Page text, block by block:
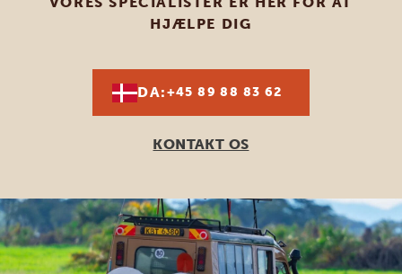
HJÆLPE DIG
DA:+45 89 88 83 62
KONTAKT OS